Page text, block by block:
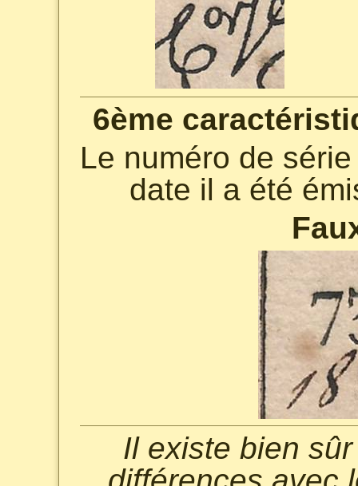
6ème
Le numéro de
date il a été
Il existe bien